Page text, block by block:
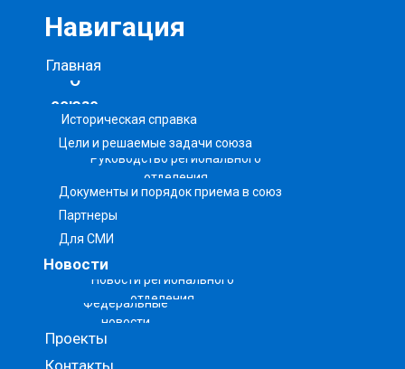
О
союзе
Новости
Проекты
Контакты
Навигация
Главная
Историческая справка
Цели и решаемые задачи союза
Руководство регионального
отделения
Документы и порядок приема в союз
Партнеры
Для СМИ
Новости регионального
отделения
Федеральные
новости